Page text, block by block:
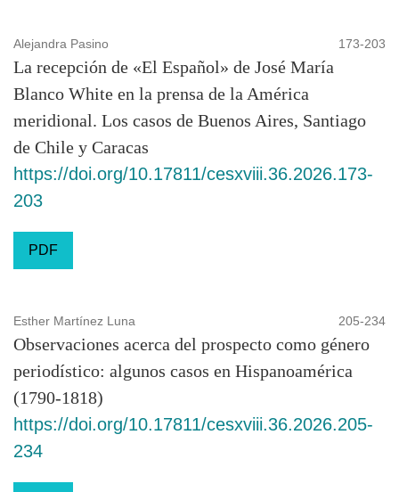
Alejandra Pasino 173-203
La recepción de «El Español» de José María
Blanco White en la prensa de la América
meridional. Los casos de Buenos Aires, Santiago
de Chile y Caracas
https://doi.org/10.17811/cesxviii.36.2026.173-
203
PDF
Esther Martínez Luna 205-234
Observaciones acerca del prospecto como género
periodístico: algunos casos en Hispanoamérica
(1790-1818)
https://doi.org/10.17811/cesxviii.36.2026.205-
234